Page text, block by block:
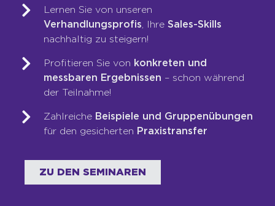
Message kommt einfach nicht an.
DIE TOP-TIPS IM
ÜBERBLICK
Auf den Punkt gebracht gibt’s hier noch
einmal die besten Tipps, die Stefan Wachtel
Führungskräfteentwicklung gibt:
Seien Sie attraktiv durch Originalität
Lernen Sie von unseren
Verhandlungsprofis , IhreSales-Skills
nachhaltig zu steigern!
Profitieren Sie von konkreten und
messbaren Ergebnissen – schon während
der Teilnahme!
Zahlreiche Beispiele und Gruppenübungen
für den gesicherten Praxistransfer
ZU DEN SEMINAREN